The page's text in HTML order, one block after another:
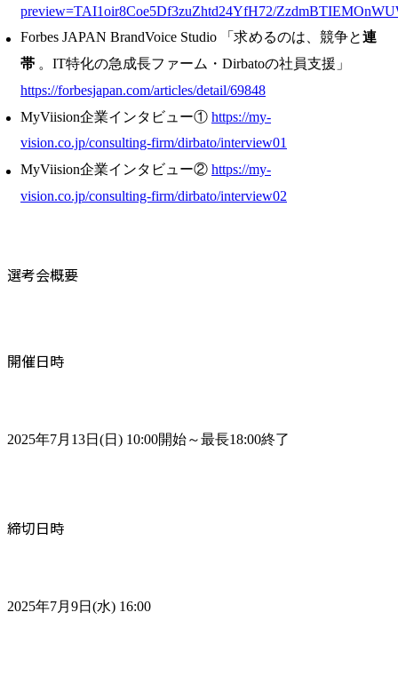
preview=TAI1oir8Coe5Df3zuZhtd24YfH72/
Forbes JAPAN BrandVoice Studio 「求めるのは、競争と連
帯 。IT特化の急成長ファーム・Dirbatoの社員支援」
https://forbesjapan.com/articles/detail/69848
MyViision企業インタビュー① https://my-
vision.co.jp/consulting-firm/dirbato/interview01
MyViision企業インタビュー② https://my-
vision.co.jp/consulting-firm/dirbato/interview02
選考会概要
開催日時
2025年7月13日(日) 10:00開始～最長18:00終了
締切日時
2025年7月9日(水) 16:00